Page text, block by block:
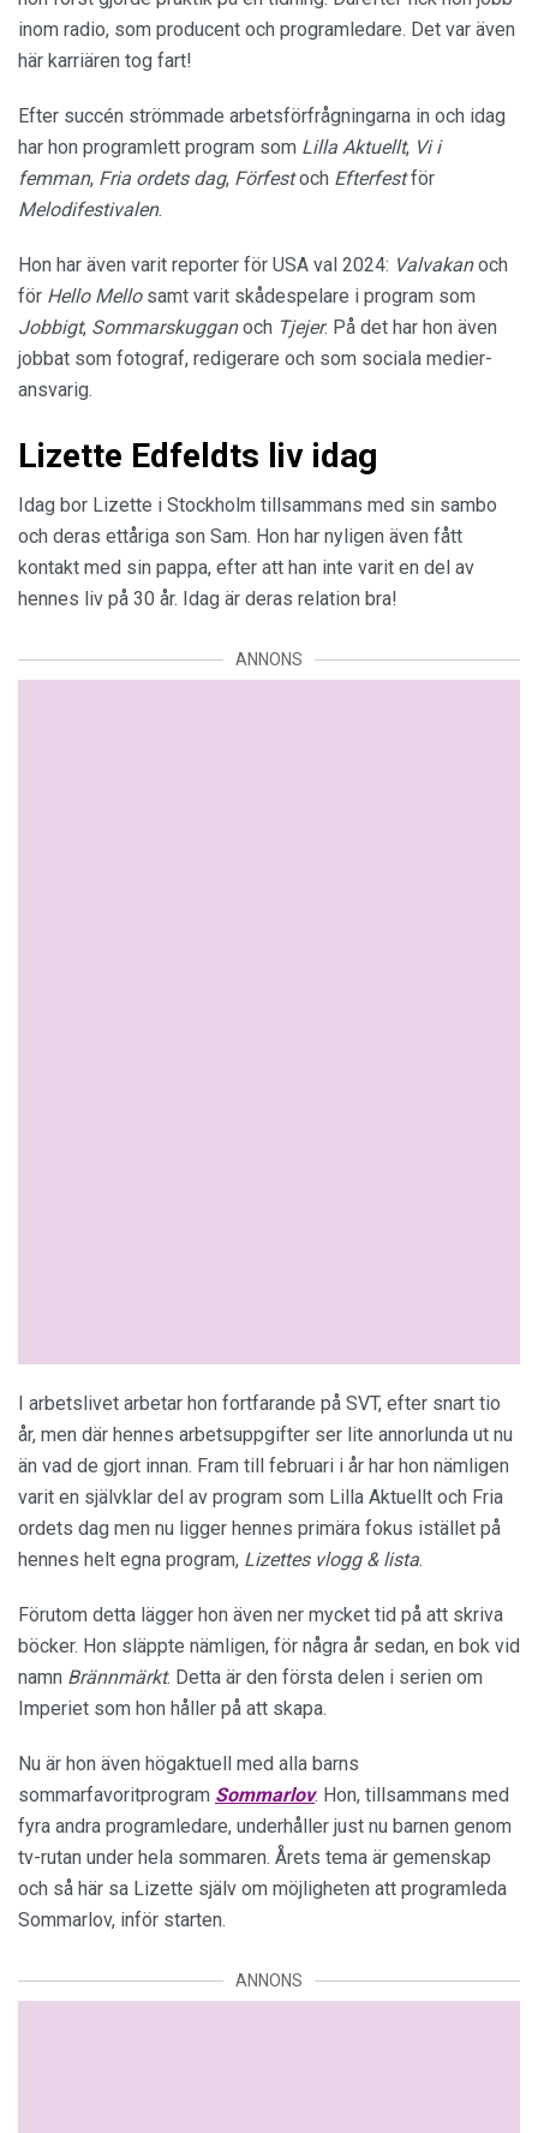
inom radio, som producent och programledare. Det var även
här karriären tog fart!
Efter succén strömmade arbetsförfrågningarna in och idag
har hon programlett program som Lilla Aktuellt, Vi i
femman, Fria ordets dag, Förfestoch Efterfestför
Melodifestivalen.
Hon har även varit reporter för USA val 2024: Valvakanoch
för Hello Mello samt varit skådespelare i program som
Jobbigt, Sommarskugganoch Tjejer. På det har hon även
jobbat som fotograf, redigerare och som sociala medier-
ansvarig.
Lizette Edfeldts liv idag
Idag bor Lizette i Stockholm tillsammans med sin sambo
och deras ettåriga son Sam. Hon har nyligen även fått
kontakt med sin pappa, efter att han inte varit en del av
hennes liv på 30 år. Idag är deras relation bra!
ANNONS
I arbetslivet arbetar hon fortfarande på SVT, efter snart tio
år, men där hennes arbetsuppgifter ser lite annorlunda ut nu
än vad de gjort innan. Fram till februari i år har hon nämligen
varit en självklar del av program som Lilla Aktuellt och Fria
ordets dag men nu ligger hennes primära fokus istället på
hennes helt egna program, Lizettes vlogg & lista.
Förutom detta lägger hon även ner mycket tid på att skriva
böcker. Hon släppte nämligen, för några år sedan, en bok vid
namn Brännmärkt. Detta är den första delen i serien om
Imperiet som hon håller på att skapa.
Nu är hon även högaktuell med alla barns
sommarfavoritprogram Sommarlov. Hon, tillsammans med
fyra andra programledare, underhåller just nu barnen genom
tv-rutan under hela sommaren. Årets tema är gemenskap
och så här sa Lizette själv om möjligheten att programleda
Sommarlov, inför starten.
ANNONS